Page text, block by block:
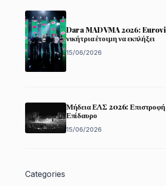
Dara MAD VMA 2026:
νικήτρια έτοιμη να εκπλήξει
15/06/2026
Μήδεια ΕΛΣ 2026: Επιστροφή
Επίδαυρο
15/06/2026
Categories